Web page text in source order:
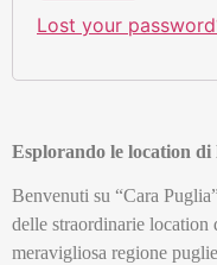
Lost your
Esplorando le location di
Benvenuti su “Cara
delle straordinarie location
meravigliosa regione